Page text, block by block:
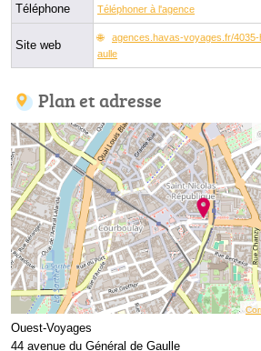
Téléphone Téléphoner à l'agence
Site web
agences.havas-voyages.fr/
aulle
Plan et adresse
Ouest-Voyages
44 avenue du Général de Gaulle